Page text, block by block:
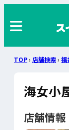
TOP› 店舗検索› 福
海女小
店舗情報